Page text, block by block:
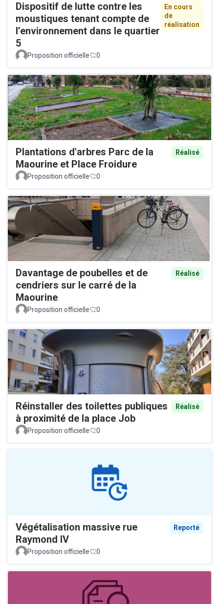
Dispositif de lutte contre les
moustiques tenant compte de
l’environnement dans le quartier
5
En cours
de
réalisation
Proposition officielle 0
Plantations d'arbres Parc de la
Maourine et Place Froidure
Réalisé
Proposition officielle 0
Davantage de poubelles et de
cendriers sur le carré de la
Maourine
Réalisé
Proposition officielle 0
Réinstaller des toilettes publiques
à proximité de la place Job
Réalisé
Proposition officielle 0
Végétalisation massive rue
Raymond IV
Reporté
Proposition officielle 0